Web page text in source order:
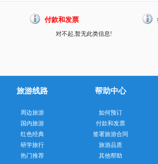
付款和发票
对不起,暂无此类信息!
旅游线路
周边旅游
国内旅游
红色经典
研学旅行
热门推荐
帮助中心
如何预订
付款和发票
签署旅游合同
旅游品质
其他帮助